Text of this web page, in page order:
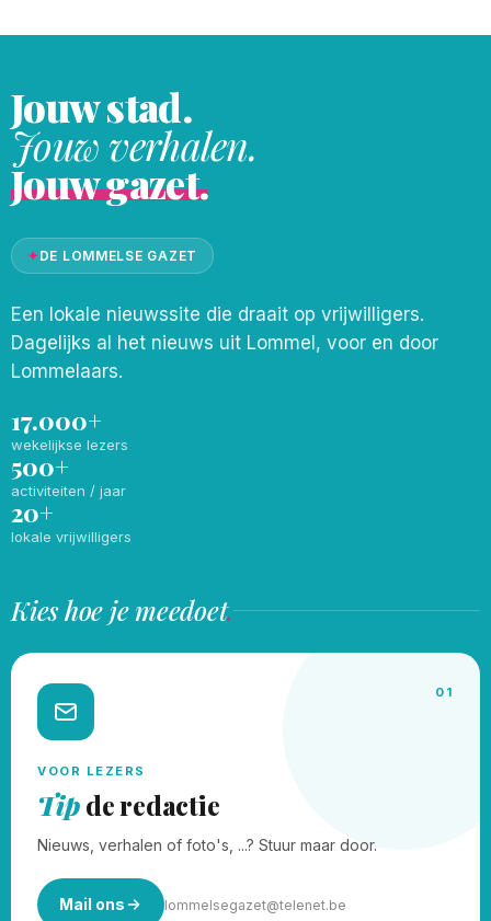
Jouw stad.
Jouw verhalen.
Jouw gazet.
✦DE LOMMELSE GAZET
Een lokale nieuwssite die draait op vrijwilligers.
Dagelijks al het nieuws uit Lommel, voor en door
Lommelaars.
17.000+
wekelijkse lezers
500+
activiteiten / jaar
20+
lokale vrijwilligers
Kies hoe je meedoet.
01
VOOR LEZERS
Tipde redactie
Nieuws, verhalen of foto's, ...? Stuur maar door.
Mail ons lommelsegazet@telenet.be